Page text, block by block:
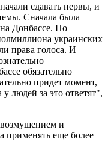
сдавать нервы, и
Сначала была
Донбассе. По
украинских
права голоса. И
обязательно
придет момент,
людей за это ответят",
и
применять еще более